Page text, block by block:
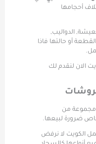
أحجامها
الدواليب,
أو حالتها فاذا
الان لنقدم لك
مجموعة من
ضرورة لبيعها.
الكويت لا نرفض